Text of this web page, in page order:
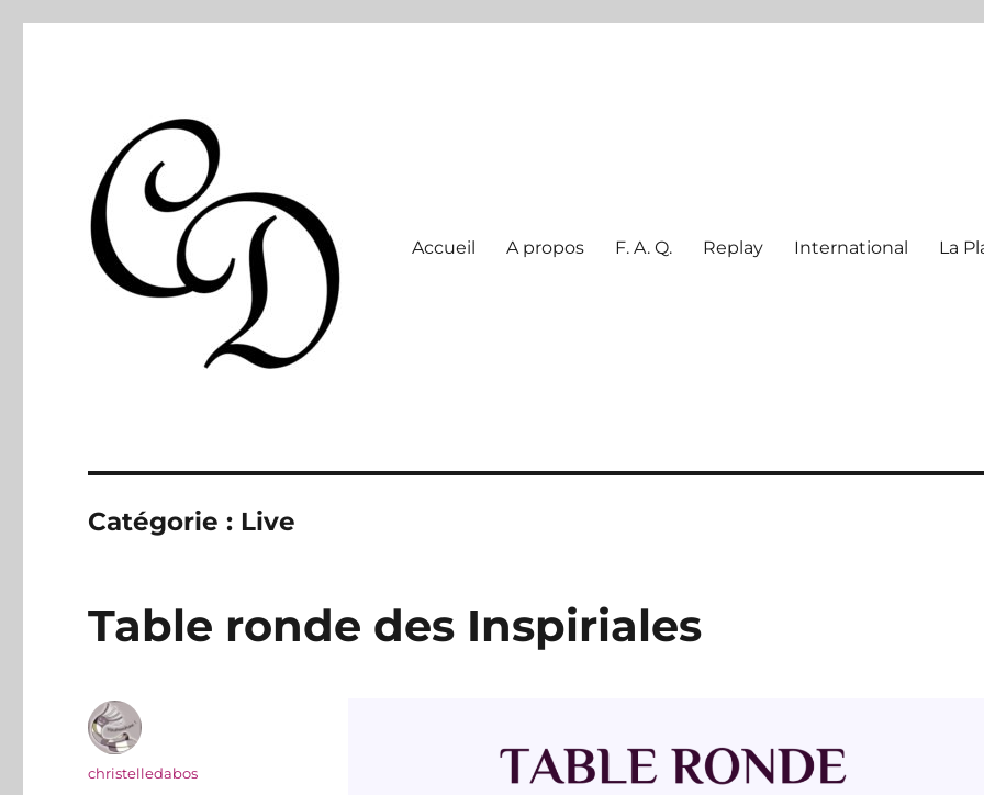
Accueil A propos F. A. Q. Replay International La
Catégorie : Live
Table ronde des Inspiriales
Auteur
christelledabos